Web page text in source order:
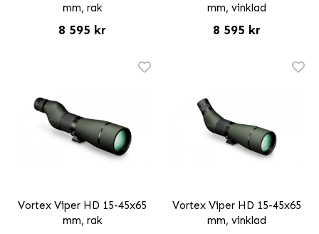
mm, rak
8 595 kr
mm, vinklad
8 595 kr
Vortex Viper HD 15-45x65
mm, rak
Vortex Viper HD 15-45x65
mm, vinklad